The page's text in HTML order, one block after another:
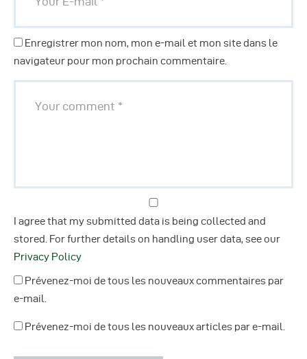
Enregistrer mon nom, mon e-mail et mon site dans le
navigateur pour mon prochain commentaire.
I agree that my submitted data is being collected and
stored. For further details on handling user data, see our
Privacy Policy
Prévenez-moi de tous les nouveaux commentaires par
e-mail.
Prévenez-moi de tous les nouveaux articles par e-mail.